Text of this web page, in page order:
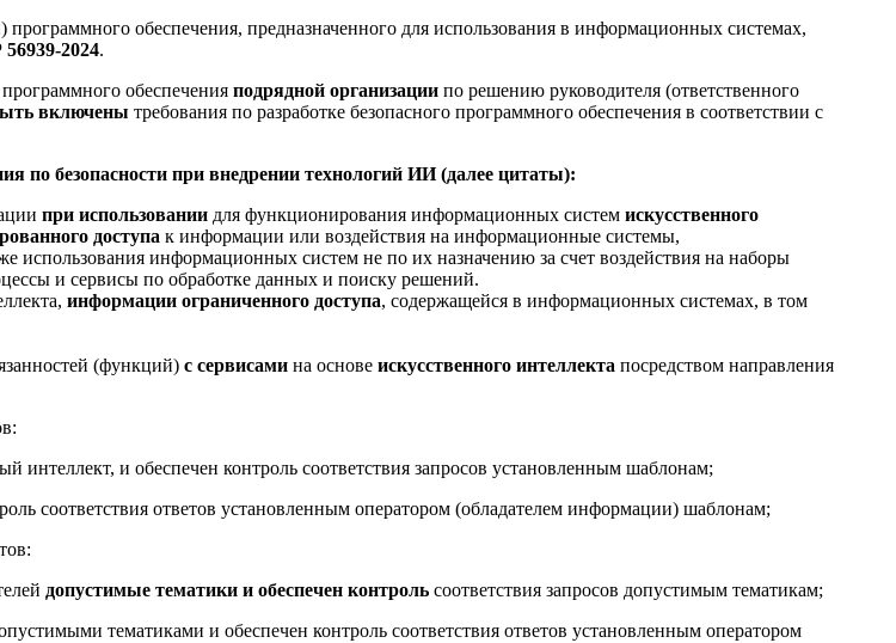
обеспечения, предназначенного для использования в информационных системах,
2024.
обеспечения подрядной организации по решению руководителя (ответственного
включены требования по разработке безопасного программного обеспечения в соответствии с
по безопасности при внедрении технологий ИИ (далее цитаты):
при использовании для функционирования информационных систем искусственного
доступа к информации или воздействия на информационные системы,
использования информационных систем не по их назначению за счет воздействия на наборы
и сервисы по обработке данных и поиску решений.
информации ограниченного доступа, содержащейся в информационных системах, в том
(функций) с сервисами на основе искусственного интеллекта посредством направления
интеллект, и обеспечен контроль соответствия запросов установленным шаблонам;
соответствия ответов установленным оператором (обладателем информации) шаблонам;
допустимые тематики и обеспечен контроль соответствия запросов допустимым тематикам;
тематиками и обеспечен контроль соответствия ответов установленным оператором